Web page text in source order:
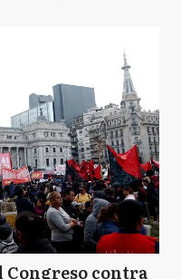
Congreso contra